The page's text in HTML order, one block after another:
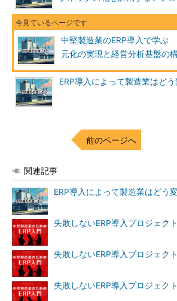
中堅製造業のERP導入で学ぶ
元化の実現と経営分析基盤の
ERP導入によって製造業はど
前のページへ
関連記事
ERP導入によって製造業はどう
失敗しないERP導入プロジェク
失敗しないERP導入プロジェク
失敗しないERP導入プロジェク